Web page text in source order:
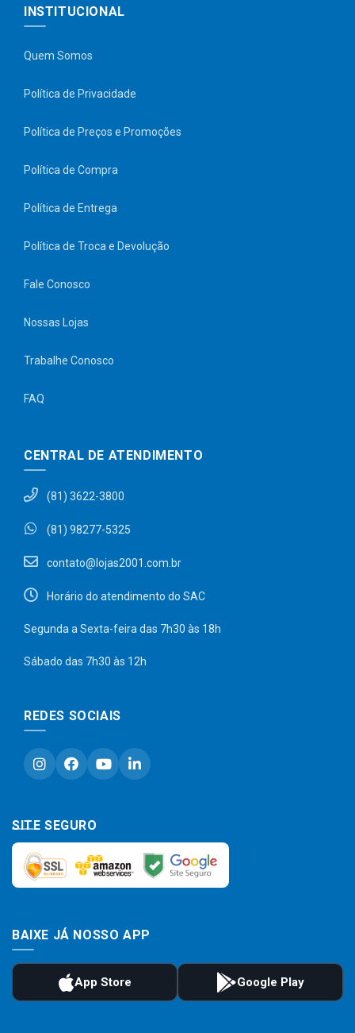
INSTITUCIONAL
Quem Somos
Política de Privacidade
Política de Preços e Promoções
Política de Compra
Política de Entrega
Política de Troca e Devolução
Fale Conosco
Nossas Lojas
Trabalhe Conosco
FAQ
CENTRAL DE ATENDIMENTO
(81) 3622-3800
(81) 98277-5325
contato@lojas2001.com.br
Horário do atendimento do SAC
Segunda a Sexta-feira das 7h30 às 18h
Sábado das 7h30 às 12h
REDES SOCIAIS
SITE SEGURO
BAIXE JÁ NOSSO APP